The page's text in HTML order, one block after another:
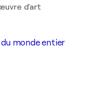
d'art
monde entier